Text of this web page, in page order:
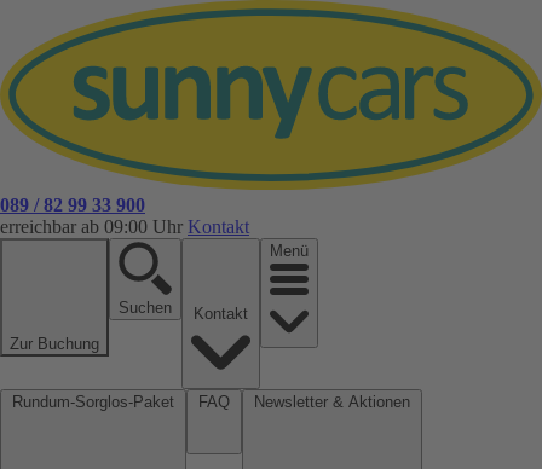
089 / 82 99 33 900
erreichbar ab 09:00 Uhr Kontakt
Zur Buchung
Suchen
Menü